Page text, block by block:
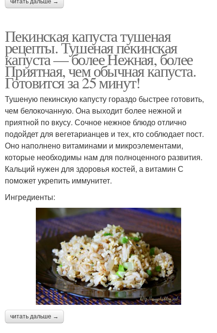
читать дальше →
Пекинская капуста тушеная
рецепты. Тушеная пекинская
капуста — более Нежная, более
Приятная, чем обычная капуста.
Готовится за 25 минут!
Тушеную пекинскую капусту гораздо быстрее готовить,
чем белокочанную. Она выходит более нежной и
приятной по вкусу. Сочное нежное блюдо отлично
подойдет для вегетарианцев и тех, кто соблюдает пост.
Оно наполнено витаминами и микроэлементами,
которые необходимы нам для полноценного развития.
Кальций нужен для здоровья костей, а витамин С
поможет укрепить иммунитет.
Ингредиенты:
читать дальше →